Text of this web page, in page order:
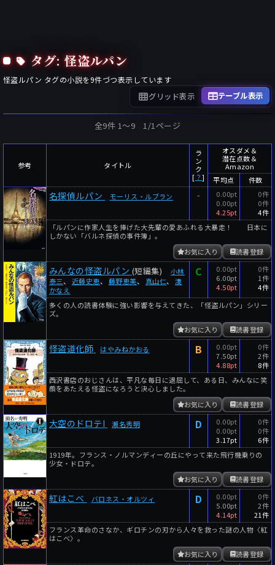
タグ: 怪盗ルパン
怪盗ルパン タグの小説を9件づつ表示しています
グリッド表示 テーブル表示
全9件 1〜9 1/1ページ
参考 タイトル
ラ
ン
ク
[ ？]
オスダメ＆
潜在点数＆
Amazon
平均点
件数
名探偵ルパン モーリス・ルブラン -
0.00pt
0.00pt
4.25pt
0件
0件
4件
「ルパンに作家人生を捧げた大先輩の愛あふれる大暴走！ 日本に
しかない「バルネ探偵の事件簿」。
読書登録
お気に入り
みんなの怪盗ルパン (短編集)
小林
泰三、 近藤史恵、 藤野恵美、 真山仁、湊
かなえ
C
0.00pt
6.00pt
4.50pt
0件
1件
4件
多くの人の読書体験に強い影響を与えてきた、「怪盗ルパン」シリー
ズ。
読書登録
お気に入り
怪盗道化師 はやみねかおる B
0.00pt
7.50pt
4.88pt
0件
2件
8件
西沢書店のおじさんは、平凡な毎日に退屈して、ある日、みんなに笑
顔をあたえる怪盗になろうと決心しました。
読書登録
お気に入り
大空のドロテI 瀬名秀明 D
0.00pt
0.00pt
3.17pt
0件
0件
6件
1919年。フランス・ノルマンディーの丘にやって来た飛行機乗りの
少女・ドロテ。
読書登録
お気に入り
紅はこべ バロネス・オルツィ D
0.00pt
5.00pt
4.14pt
0件
2件
21件
フランス革命のさなか、ギロチンの刃から人々を救った謎の人物〈紅
はこべ〉。
読書登録
お気に入り